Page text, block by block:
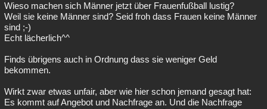
Wieso machen sich Männer jetzt über Frauenfußball lustig?
Weil sie keine Männer sind? Seid froh dass Frauen keine Männer
sind ;-)
Echt lächerlich^^
Finds übrigens auch in Ordnung dass sie weniger Geld
bekommen.
Wirkt zwar etwas unfair, aber wie hier schon jemand gesagt hat:
Es kommt auf Angebot und Nachfrage an. Und die Nachfrage